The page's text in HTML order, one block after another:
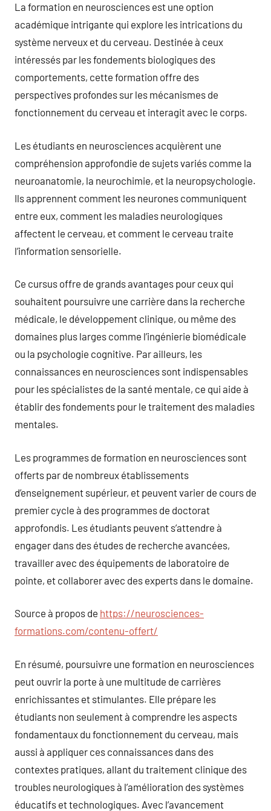
La formation en neurosciences est une option
académique intrigante qui explore les intrications du
système nerveux et du cerveau. Destinée à ceux
intéressés par les fondements biologiques des
comportements, cette formation offre des
perspectives profondes sur les mécanismes de
fonctionnement du cerveau et interagit avec le corps.
Les étudiants en neurosciences acquièrent une
compréhension approfondie de sujets variés comme la
neuroanatomie, la neurochimie, et la neuropsychologie.
Ils apprennent comment les neurones communiquent
entre eux, comment les maladies neurologiques
affectent le cerveau, et comment le cerveau traite
l’information sensorielle.
Ce cursus offre de grands avantages pour ceux qui
souhaitent poursuivre une carrière dans la recherche
médicale, le développement clinique, ou même des
domaines plus larges comme l’ingénierie biomédicale
ou la psychologie cognitive. Par ailleurs, les
connaissances en neurosciences sont indispensables
pour les spécialistes de la santé mentale, ce qui aide à
établir des fondements pour le traitement des maladies
mentales.
Les programmes de formation en neurosciences sont
offerts par de nombreux établissements
d’enseignement supérieur, et peuvent varier de cours de
premier cycle à des programmes de doctorat
approfondis. Les étudiants peuvent s’attendre à
engager dans des études de recherche avancées,
travailler avec des équipements de laboratoire de
pointe, et collaborer avec des experts dans le domaine.
Source à propos de https://neurosciences-
formations.com/contenu-offert/
En résumé, poursuivre une formation en neurosciences
peut ouvrir la porte à une multitude de carrières
enrichissantes et stimulantes. Elle prépare les
étudiants non seulement à comprendre les aspects
fondamentaux du fonctionnement du cerveau, mais
aussi à appliquer ces connaissances dans des
contextes pratiques, allant du traitement clinique des
troubles neurologiques à l’amélioration des systèmes
éducatifs et technologiques. Avec l’avancement